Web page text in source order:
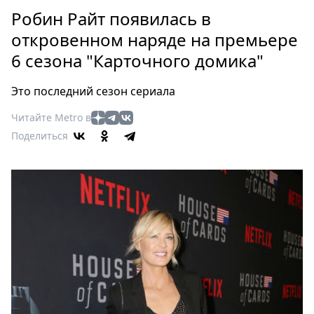
Россия
Мир
Здоровье
Туризм
Мода
Театр
Афиша
Книги
Выставки
релизы
О
Metro
Робин Райт появилась в
откровенном наряде на премьере
6 сезона "Карточного домика"
Это последний сезон сериала
Читайте Metro в
Поделиться